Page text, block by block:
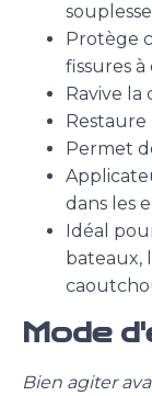
Protège
fissures
Ravive la
Restaure
Permet
dans les
Idéal
bateaux,
Mode
Bien agiter